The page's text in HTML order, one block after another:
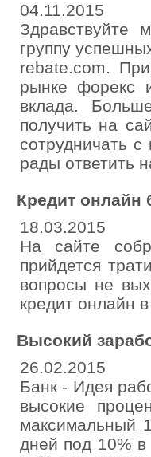
04.11.2015
Здравствуйте
группу
rebate.com.
рынке форекс
вклада.
получить на
сотрудничать
рады ответить
Кредит онлайн
18.03.2015
На сайте
прийдется
вопросы не
кредит онлайн
Высокий
26.02.2015
Банк - Идея
высокие
максимальный
дней под 10%